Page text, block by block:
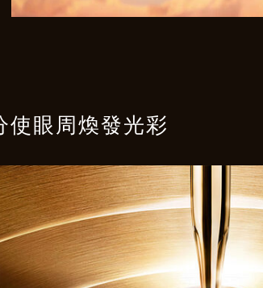
使眼周煥發光彩